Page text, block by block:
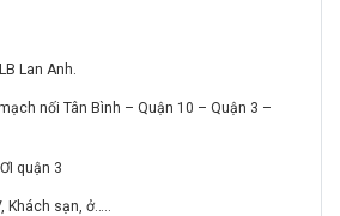
Lan Anh.
nối Tân Bình – Quận 10 – Quận 3 –
quận 3
Khách sạn, ở…..